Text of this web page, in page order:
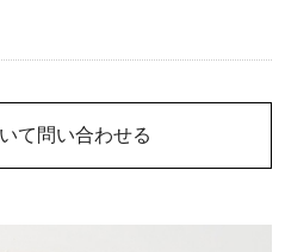
て問い合わせる